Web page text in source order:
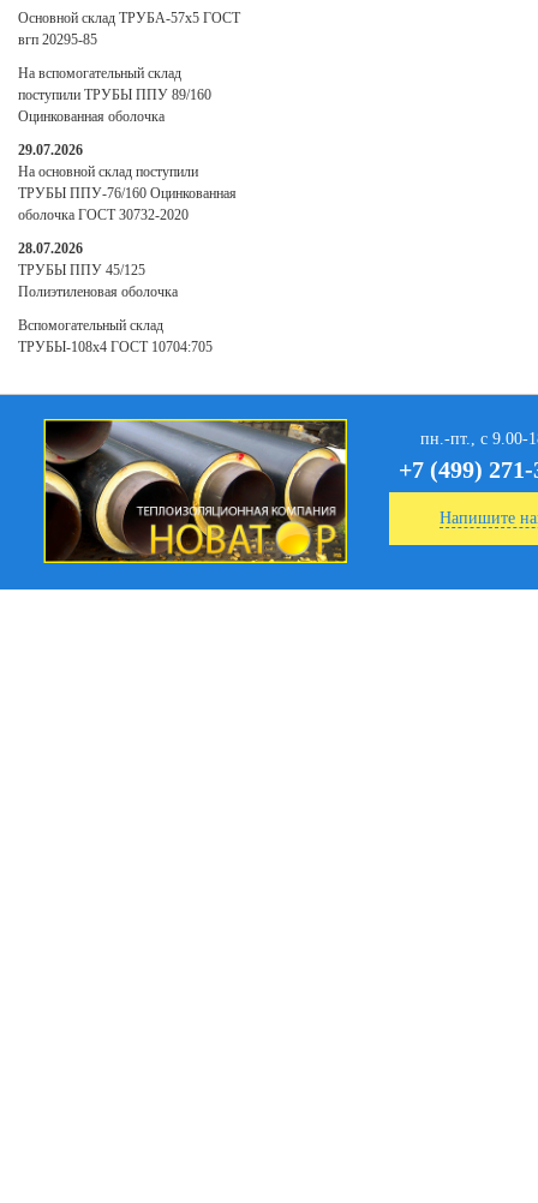
Основной склад ТРУБА-57х5 ГОСТ
вгп 20295-85
На вспомогательный склад
поступили ТРУБЫ ППУ 89/160
Оцинкованная оболочка
29.07.2026
На основной склад поступили
ТРУБЫ ППУ-76/160 Оцинкованная
оболочка ГОСТ 30732-2020
28.07.2026
ТРУБЫ ППУ 45/125
Полиэтиленовая оболочка
Вспомогательный склад
ТРУБЫ-108х4 ГОСТ 10704:705
пн.-пт., с 9.00-
+7 (499)
Напишите